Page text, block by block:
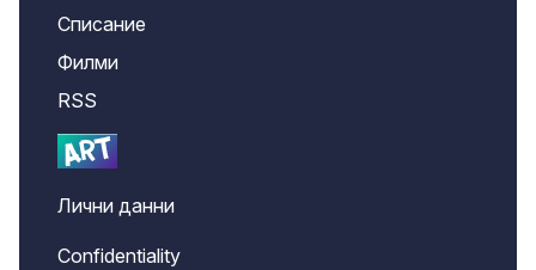
Списание
Филми
RSS
Лични данни
Confidentiality